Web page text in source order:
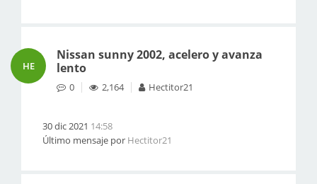
HE
Nissan sunny 2002, acelero y avanza
lento
0 2,164 Hectitor21
30 dic 2021 14:58
Último mensaje por Hectitor21